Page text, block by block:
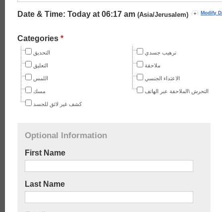
Modify
Date & Time: Today at 06:17 am (Asia/Jerusalem)
Categories *
التحديق
التعليق
اللمس
مسك
كشف غير لائق للجسد
ترهيب جسدي
ملاحقة
الاعتداء الجنسي
التحرش \الملاحقة عبر الهاتف
Optional Information
First Name
Last Name